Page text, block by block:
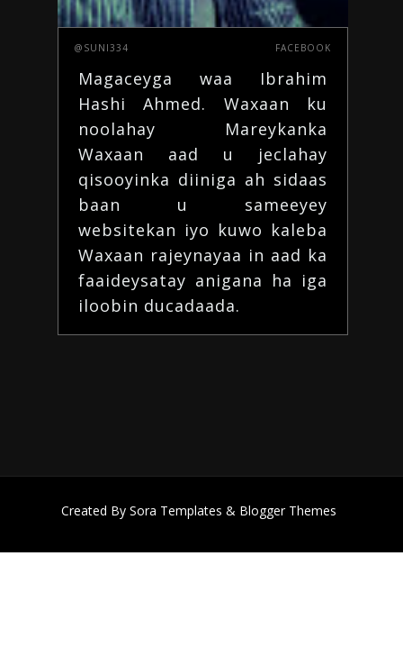
@SUNI334 FACEBOOK
Magaceyga waa Ibrahim
Hashi Ahmed. Waxaan ku
noolahay Mareykanka
Waxaan aad u jeclahay
qisooyinka diiniga ah sidaas
baan u sameeyey
websitekan iyo kuwo kaleba
Waxaan rajeynayaa in aad ka
faaideysatay anigana ha iga
iloobin ducadaada.
Created BySora Templates & Blogger Themes